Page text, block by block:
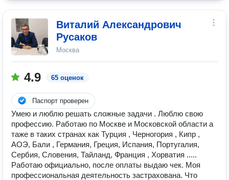
Виталий Александрович
Русаков
Москва
4.9 65 оценок
Паспорт проверен
Умею и люблю решать сложные задачи . Люблю свою
профессию. Работаю по Москве и Московской области а
таже в таких странах как Турция , Черногория , Кипр ,
АОЭ, Бали , Германия, Греция, Испания, Португалия,
Сербия, Словения, Тайланд, Франция , Хорватия .....
Работаю официально, после оплаты выдаю чек. Моя
профессиональная деятельность застрахована. Что